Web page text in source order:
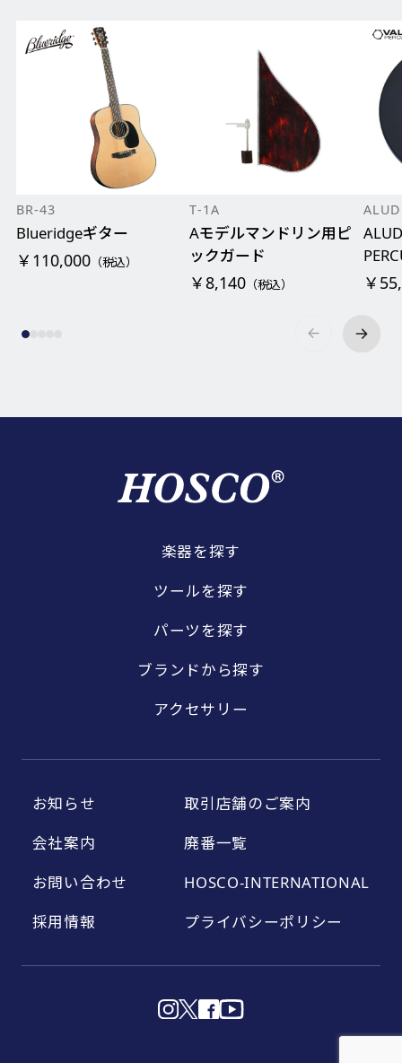
BR-43
Blueridgeギター
￥110,000（税込）
T-1A
Aモデルマンドリン用ピ
ックガード
￥8,140 （税込） ￥
楽器を探す
ツールを探す
パーツを探す
ブランドから探す
アクセサリー
お知らせ
会社案内
お問い合わせ
採用情報
取引店舗のご案内
廃番一覧
HOSCO-INTERNATIONAL
プライバシーポリシー